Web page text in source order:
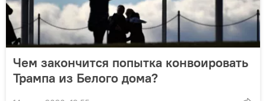
Чем закончится попытка конвоировать
Трампа из Белого дома?